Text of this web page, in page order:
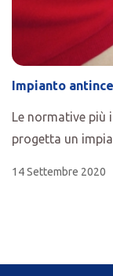
Impianto
Le normative più
progetta un
14 Settembre 2020